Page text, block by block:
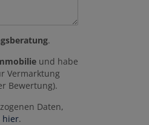
.
und habe
Vermarktung
Bewertung).
Daten,
hier.